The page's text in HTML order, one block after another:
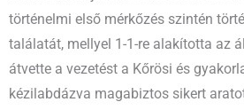
történelmi első mérkőzés szintén
találatát, mellyel 1-1-re alakította az
átvette a vezetést a Kőrösi és
kézilabdázva magabiztos sikert